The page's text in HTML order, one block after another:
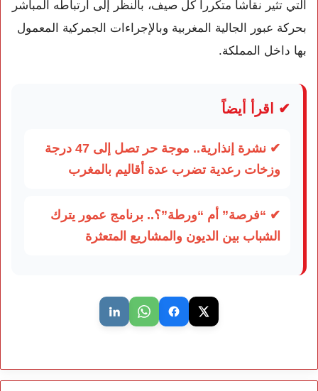
التي تثير نقاشاً متكرراً كل صيف، بالنظر إلى ارتباطه المباشر
بحركة عبور الجالية المغربية وبالإجراءات الجمركية المعمول
بها داخل المملكة.
✔ اقرأ أيضاً
✔ نشرة إنذارية.. موجة حر تصل إلى 47 درجة
وزخات رعدية تضرب عدة أقاليم بالمغرب
✔ “فرصة” أم “ورطة”؟.. برنامج عمور يترك
الشباب بين الديون والمشاريع المتعثرة